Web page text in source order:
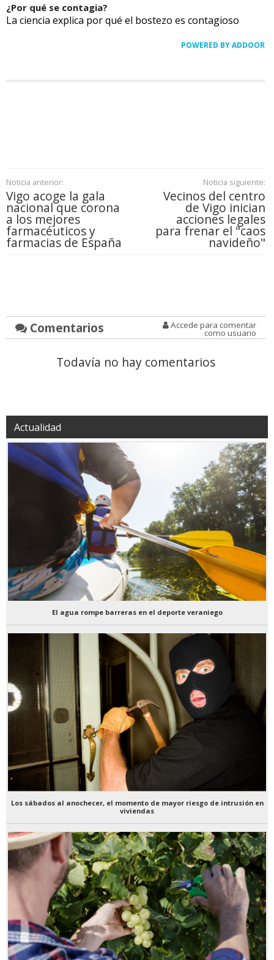
¿Por qué se contagia?
La ciencia explica por qué el bostezo es contagioso
POWERED BY ADDOOR
Noticia anterior:
Vigo acoge la gala
nacional que corona
a los mejores
farmacéuticos y
farmacias de España
Noticia siguiente:
Vecinos del centro
de Vigo inician
acciones legales
para frenar el "caos
navideño"
Comentarios Accede para comentar
como usuario
Todavía no hay comentarios
Actualidad
El agua rompe barreras en el deporte veraniego
Los sábados al anochecer, el momento de mayor riesgo de intrusión en
viviendas